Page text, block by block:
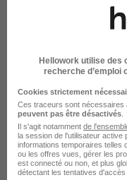
24 mois
Voir l’offre
Hellowork utilise des
recherche d’emploi
Cookies strictement
Ces traceurs sont nécessaires
peuvent pas être désactivés
Il s'agit notamment de
la session de l'utilisateur active
informations temporaires telles
ou les offres vues, gérer les
est connecté ou non, et plus
détectant les tentatives